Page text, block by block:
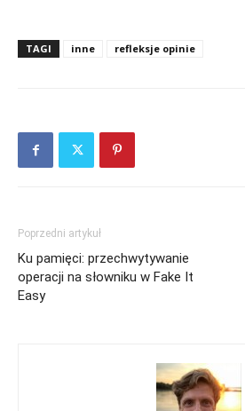
TAGI inne refleksje opinie
Poprzedni artykuł
Ku pamięci: przechwytywanie
operacji na słowniku w Fake It
Easy